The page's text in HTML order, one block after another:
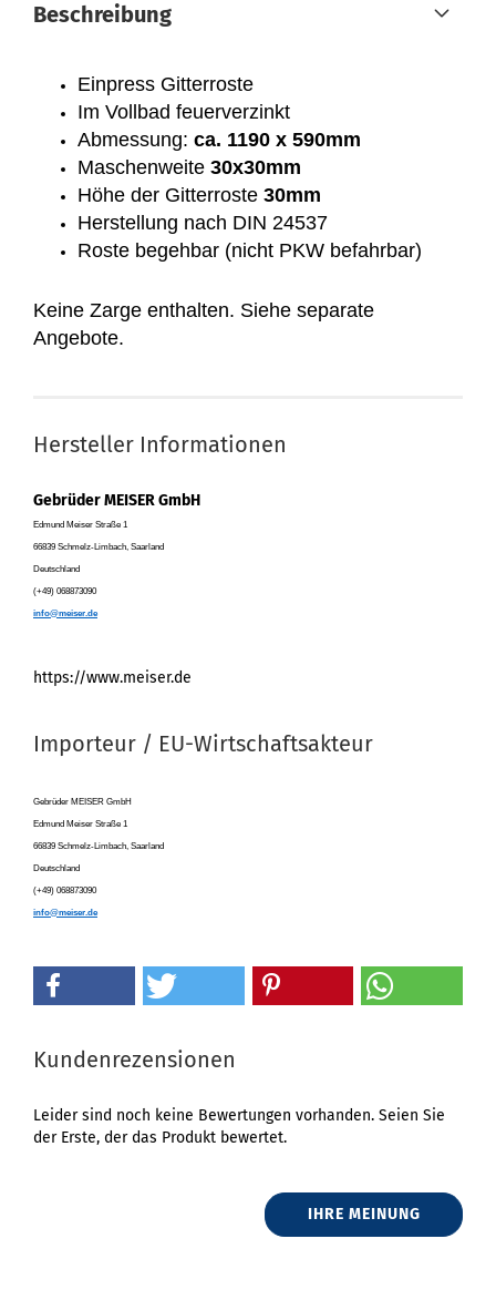
Beschreibung
Einpress Gitterroste
Im Vollbad feuerverzinkt
Abmessung: ca. 1190 x 590mm
Maschenweite 30x30mm
Höhe der Gitterroste 30mm
Herstellung nach DIN 24537
Roste begehbar (nicht PKW befahrbar)
Keine Zarge enthalten. Siehe separate
Angebote.
Hersteller Informationen
Gebrüder MEISER GmbH
Edmund Meiser Straße 1
66839 Schmelz-Limbach, Saarland
Deutschland
(+49) 068873090
info@meiser.de
https://www.meiser.de
Importeur / EU-Wirtschaftsakteur
Gebrüder MEISER GmbH
Edmund Meiser Straße 1
66839 Schmelz-Limbach, Saarland
Deutschland
(+49) 068873090
info@meiser.de
Kundenrezensionen
Leider sind noch keine Bewertungen vorhanden. Seien Sie
der Erste, der das Produkt bewertet.
IHRE MEINUNG